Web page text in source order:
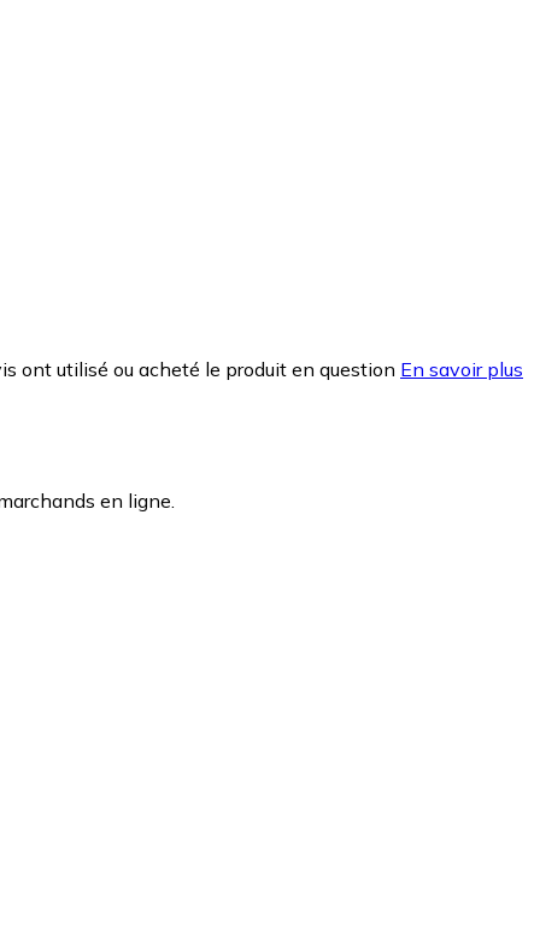
ont utilisé ou acheté le produit en question En savoir plus
en ligne.